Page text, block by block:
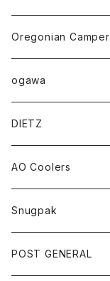
Oregonian Camper
ogawa
DIETZ
AO Coolers
Snugpak
POST GENERAL